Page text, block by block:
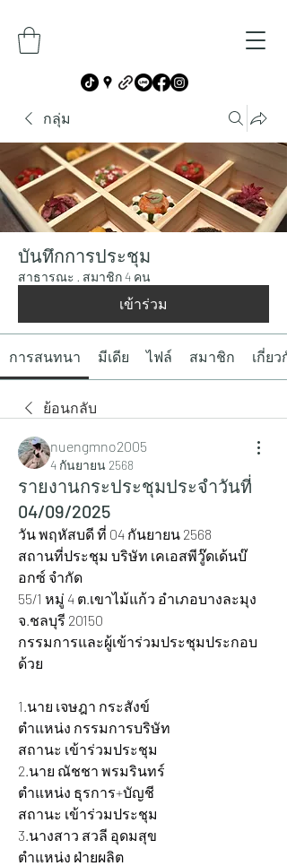
กลุ่ม
บันทึกการประชุม
สาธารณะ · สมาชิก 4 คน
เข้าร่วม
การสนทนา มีเดีย ไฟล์ สมาชิก เกี่ยว
ย้อนกลับ
nuengmno2005
4 กันยายน 2568
รายงานกระประชุมประจำวันที่
04/09/2025
วัน พฤหัสบดี ที่ 04 กันยายน 2568
สถานที่ประชุม บริษัท เคเอสพีวู๊ดเด้นบ๊
อกซ์ จำกัด
55/1 หมู่ 4 ต.เขาไม้แก้ว อำเภอบางละมุง
จ.ชลบุรี 20150
กรรมการและผู้เข้าร่วมประชุมประกอบ
ด้วย
1.นาย เจษฎา กระสังข์
ตำแหน่ง กรรมการบริษัท
สถานะ เข้าร่วมประชุม
2.นาย ณัชชา พรมรินทร์
ตำแหน่ง ธุรการ+บัญชี
สถานะ เข้าร่วมประชุม
3.นางสาว สวลี อุดมสุข
ตำแหน่ง ฝ่ายผลิต